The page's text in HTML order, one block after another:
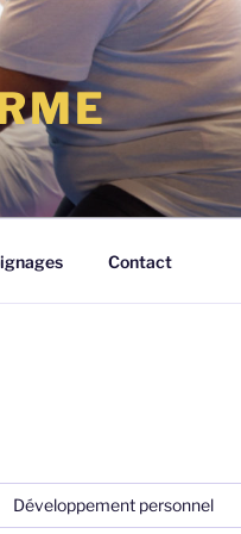
Contact
Développement personnel